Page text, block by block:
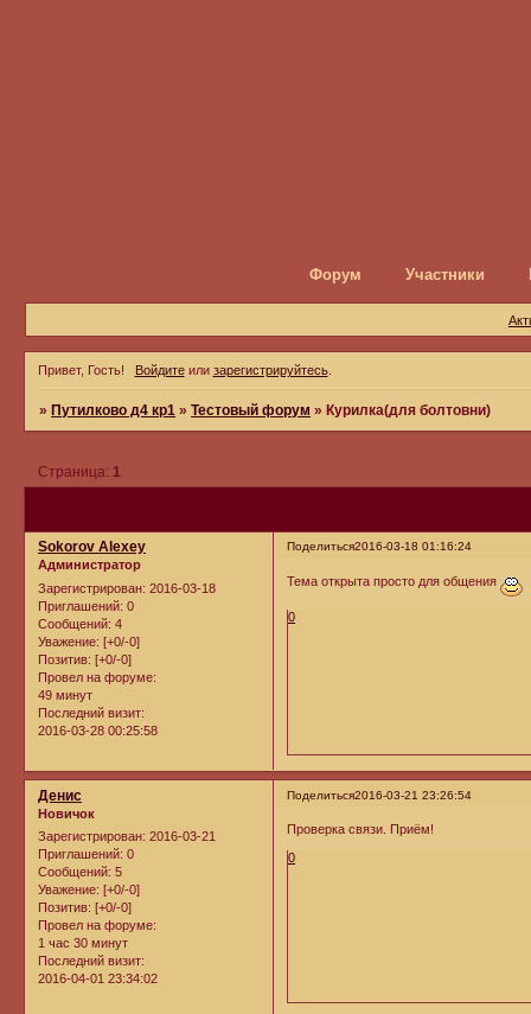
Форум Участники
Привет, Гость! Войдитеили зарегистрируйтесь.
» Путилково д4 кр1 »Тестовый форум » Курилка(для болтовни)
Страница: 1
Поделиться2016-03-18 01:16:24
Sokorov Alexey
Администратор
Зарегистрирован: 2016-03-18
Приглашений: 0
Сообщений: 4
Уважение: [+0/-0]
Позитив: [+0/-0]
Провел на форуме:
49 минут
Последний визит:
2016-03-28 00:25:58
Тема открыта просто для общения
0
Поделиться2016-03-21 23:26:54
Денис
Новичок
Зарегистрирован: 2016-03-21
Приглашений: 0
Сообщений: 5
Уважение: [+0/-0]
Позитив: [+0/-0]
Провел на форуме:
1 час 30 минут
Последний визит:
2016-04-01 23:34:02
Проверка связи. Приём!
0